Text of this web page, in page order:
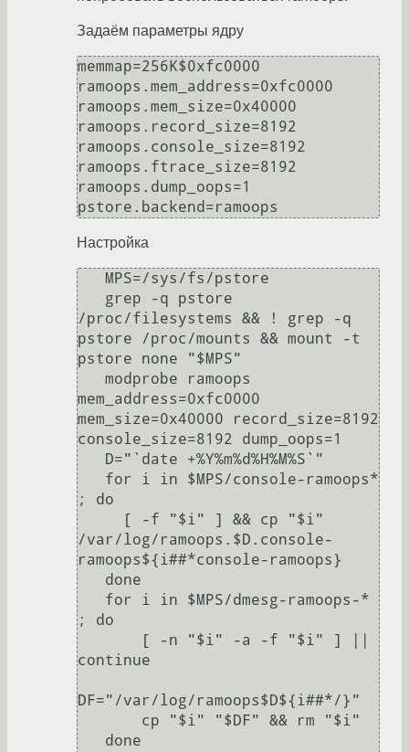
Задаём параметры ядру
memmap=256K$0xfc0000
ramoops.mem_address=0xfc0000
ramoops.mem_size=0x40000
ramoops.record_size=8192
ramoops.console_size=8192
ramoops.ftrace_size=8192
ramoops.dump_oops=1
pstore.backend=ramoops
Настройка
/proc/filesystems && ! grep -q
pstore /proc/mounts && mount -t
pstore none "$MPS"
mem_address=0xfc0000
mem_size=0x40000 record_size=8192
console_size=8192 dump_oops=1
; do
/var/log/ramoops.$D.console-
ramoops${i##*console-ramoops}
; do
continue
DF="/var/log/ramoops$D${i##*/}"